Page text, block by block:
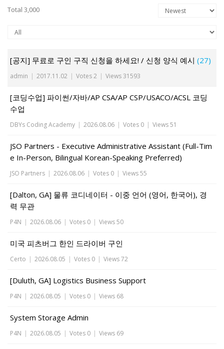
Total 3,000
[공지] 무료로 구인 구직 신청을 하세요! / 신청 양식 예시 (27)
admin | 2017.11.02 | Votes 2 | Views 31593
[코딩수업] 파이썬/자바/AP CSA/AP CSP/USACO/ACSL 코딩
수업
DBYs Coding Academy | 2026.08.06 | Votes 0 | Views 51
JSO Partners - Executive Administrative Assistant (Full-Tim
e In-Person, Bilingual Korean-Speaking Preferred)
JSO Partners | 2026.08.06 | Votes 0 | Views 55
[Dalton, GA] 물류 코디네이터 - 이중 언어 (영어, 한국어), 경
력 무관
P4N | 2026.08.06 | Votes 0 | Views 50
미국 피츠버그 한인 드라이버 구인
Certo | 2026.08.05 | Votes 0 | Views 72
[Duluth, GA] Logistics Business Support
P4N | 2026.08.05 | Votes 0 | Views 68
System Storage Admin
P4N | 2026.08.05 | Votes 0 | Views 69